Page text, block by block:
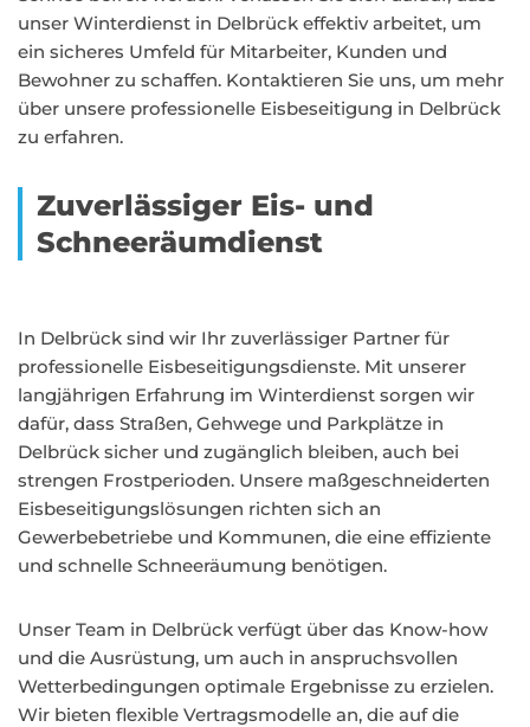
unser Winterdienst in Delbrück effektiv arbeitet, um
ein sicheres Umfeld für Mitarbeiter, Kunden und
Bewohner zu schaffen. Kontaktieren Sie uns, um mehr
über unsere professionelle Eisbeseitigung in Delbrück
zu erfahren.
Zuverlässiger Eis- und
Schneeräumdienst
In Delbrück sind wir Ihr zuverlässiger Partner für
professionelle Eisbeseitigungsdienste. Mit unserer
langjährigen Erfahrung im Winterdienst sorgen wir
dafür, dass Straßen, Gehwege und Parkplätze in
Delbrück sicher und zugänglich bleiben, auch bei
strengen Frostperioden. Unsere maßgeschneiderten
Eisbeseitigungslösungen richten sich an
Gewerbebetriebe und Kommunen, die eine effiziente
und schnelle Schneeräumung benötigen.
Unser Team in Delbrück verfügt über das Know-how
und die Ausrüstung, um auch in anspruchsvollen
Wetterbedingungen optimale Ergebnisse zu erzielen.
Wir bieten flexible Vertragsmodelle an, die auf die